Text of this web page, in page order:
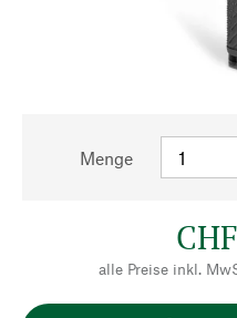
Menge
alle Preise inkl.